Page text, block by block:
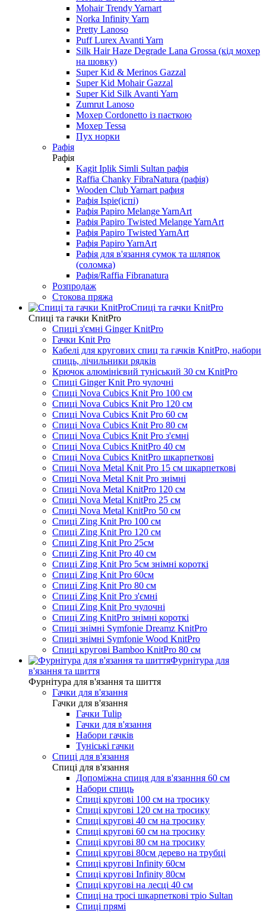
Mohair Trendy Yarnart
Norka Infinity Yarn
Pretty Lanoso
Puff Lurex Avanti Yarn
Silk Hair Haze Degrade Lana Grossa (кід мохер
на шовку)
Super Kid & Merinos Gazzal
Super Kid Mohair Gazzal
Super Kid Silk Avanti Yarn
Zumrut Lanoso
Мохер Cordonetto із паєткою
Мохер Tessa
Пух норки
Рафія
Рафія
Kagit Iplik Simli Sultan рафія
Raffia Chanky FibraNatura (рафія)
Wooden Club Yarnart рафия
Рафія Ispie(іспі)
Рафія Papiro Melange YarnArt
Рафія Papiro Twisted Melange YarnArt
Рафія Papiro Twisted YarnArt
Рафія Papiro YarnArt
Рафія для в'язання сумок та шляпок
(соломка)
Рафія/Raffia Fibranatura
Розпродаж
Стокова пряжа
Спиці та гачки KnitPro
Спиці та гачки KnitPro
Спиці з'ємні Ginger KnitPro
Гачки Knit Pro
Кабелі для кругових спиц та гачків KnitPro, набори
спиць, лічильники рядків
Крючок алюмінієвий туніський 30 см KnitPro
Спиці Ginger Knit Pro чулочні
Спиці Nova Cubics Knit Pro 100 см
Спиці Nova Cubics Knit Pro 120 см
Спиці Nova Cubics Knit Pro 60 см
Спиці Nova Cubics Knit Pro 80 см
Спиці Nova Cubics Knit Pro з'ємні
Спиці Nova Cubics KnitPro 40 см
Спиці Nova Cubics KnitPro шкарпеткові
Спиці Nova Metal Knit Pro 15 см шкарпеткові
Спиці Nova Metal Knit Pro знімні
Спиці Nova Metal KnitPro 120 см
Спиці Nova Metal KnitPro 25 см
Спиці Nova Metal KnitPro 50 см
Спиці Zing Knit Pro 100 см
Спиці Zing Knit Pro 120 см
Спиці Zing Knit Pro 25см
Спиці Zing Knit Pro 40 см
Спиці Zing Knit Pro 5см знімні короткі
Спиці Zing Knit Pro 60см
Спиці Zing Knit Pro 80 см
Спиці Zing Knit Pro з'ємні
Спиці Zing Knit Pro чулочні
Спиці Zing KnitPro знімні короткі
Спиці знімні Symfonie Dreamz KnitPro
Спиці знімні Symfonie Wood KnitPro
Спиці кругові Bamboo KnitPro 80 см
Фурнітура для
в'язання та шиття
Фурнітура для в'язання та шиття
Гачки для в'язання
Гачки для в'язання
Гачки Tulip
Гачки для в'язання
Набори гачків
Туніські гачки
Спиці для в'язання
Спиці для в'язання
Допоміжна спиця для в'язанння 60 см
Набори спиць
Спиці кругові 100 см на тросику
Спиці кругові 120 см на тросику
Спиці кругові 40 см на тросику
Спиці кругові 60 см на тросику
Спиці кругові 80 см на тросику
Спиці кругові 80см дерево на трубці
Спиці кругові Infinity 60см
Спиці кругові Infinity 80см
Спиці кругові на лесці 40 см
Спиці на тросі шкарпеткові тріо Sultan
Спиці прямі